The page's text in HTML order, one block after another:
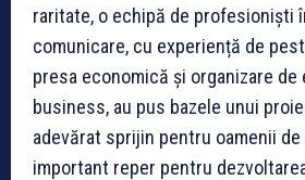
raritate, o echipă de profesioniști
comunicare, cu experiență de
presa economică și organizare de
business, au pus bazele unui
adevărat sprijin pentru oamenii
important reper pentru